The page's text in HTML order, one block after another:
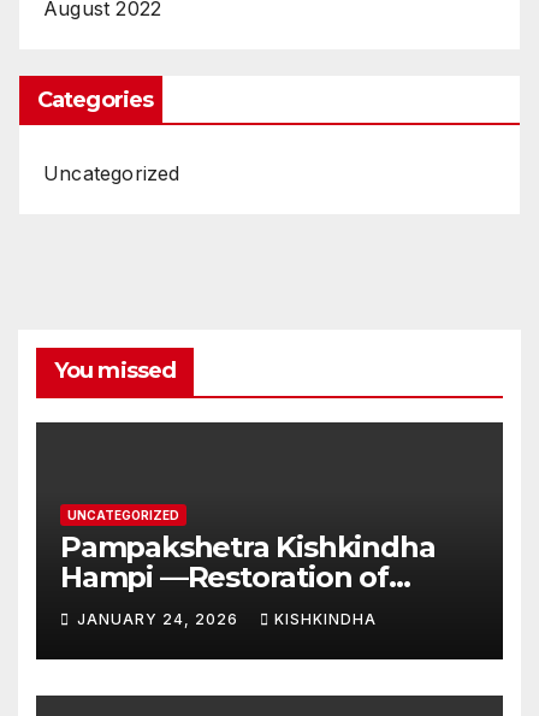
August 2022
Categories
Uncategorized
You missed
UNCATEGORIZED
Pampakshetra Kishkindha
Hampi —Restoration of
Ancient Glory and New
Construction:Auspicious
Commencement of the
Second Phase(Vasant
JANUARY 24, 2026 KISHKINDHA